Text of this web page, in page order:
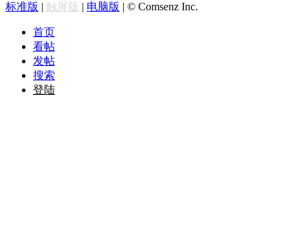
标准版 | 触屏版 | 电脑版 | © Comsenz Inc.
首页
看帖
发帖
搜索
登陆